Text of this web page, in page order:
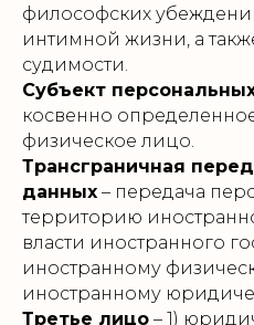
философских
интимной жизни, а
судимости.
Субъект
косвенно
физическое лицо.
Трансграничная
данных – передача
территорию
власти иностранного
иностранному
иностранному
Третье лицо – 1)